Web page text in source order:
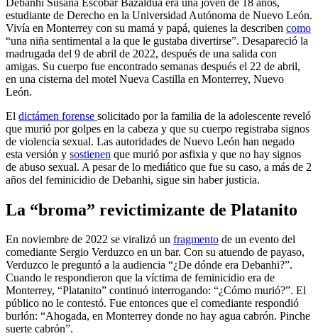
estudiante de Derecho en la Universidad Autónoma de Nuevo León.
Vivía en Monterrey con su mamá y papá, quienes la describen como
“una niña sentimental a la que le gustaba divertirse”. Desapareció la
madrugada del 9 de abril de 2022, después de una salida con
amigas. Su cuerpo fue encontrado semanas después el 22 de abril,
en una cisterna del motel Nueva Castilla en Monterrey, Nuevo
León.
El dictámen forense solicitado por la familia de la adolescente reveló
que murió por golpes en la cabeza y que su cuerpo registraba signos
de violencia sexual. Las autoridades de Nuevo León han negado
esta versión y sostienen que murió por asfixia y que no hay signos
de abuso sexual. A pesar de lo mediático que fue su caso, a más de 2
años del feminicidio de Debanhi, sigue sin haber justicia.
La “broma” revictimizante de Platanito
En noviembre de 2022 se viralizó un fragmento de un evento del
comediante Sergio Verduzco en un bar. Con su atuendo de payaso,
Verduzco le preguntó a la audiencia “¿De dónde era Debanhi?”.
Cuando le respondieron que la víctima de feminicidio era de
Monterrey, “Platanito” continuó interrogando: “¿Cómo murió?”. El
público no le contestó. Fue entonces que el comediante respondió
burlón: “Ahogada, en Monterrey donde no hay agua cabrón. Pinche
suerte cabrón”.